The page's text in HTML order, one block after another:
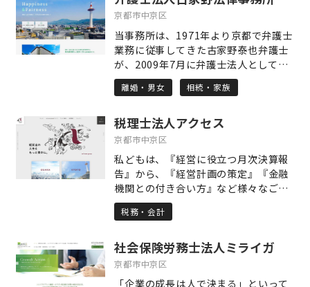
ができない場合があります。 三友税理
応するので、あらゆる問題に、迅速に
対応できます。 また、得意分野は、数
多くの事例から学んだ、開業支援、経
営改善支援、相続対策です。今までの
経験と知識を生かして、お客様の力に
なれるよう、全力でサポート致しま
す。 対応業務は下記の通りです。 1.開
業支援 定款作成等の会社設立手続きか
ら、事業計画の作成、資金調達まで、
お客様とお話ししながらトータルでサ
ポートします。 2.経営改善 財務分析に
より現状の問題点の抽出し、改善のた
めの方策を立案します。また、金融機
継・相続対策と相続税申告 事業承継対
策や相続対策は、一朝一夕にはいきま
京都市中京区
当事務所は、1971年より京都で弁護士
業務に従事してきた古家野泰也弁護士
が、2009年7月に弁護士法人として設
立した法律事務所であり、複数の弁護
士が各自の得意分野を生かしながら、
京都企業への法的支援に力を注いでい
ますが、交通事故、債務整理、遺言相
続、離婚等の市民生活にまつわる案件
も広く取り扱っています。 弁護士に依
頼されることの多くは、人に言えない
悩みであったり、ご自身だけでは解決
できないトラブルであり、しかも今後
の人生に大きく関わることでもあるで
しょう。 当事務所では、依頼者の皆様
の悩みをしっかりと受けとめ、よりよ
い解決を目指して、日々業務に取り組
んでいます。
離婚・男女 相続・家族
税理士法人アクセス
京都市中京区
私どもは、『経営に役立つ月次決算報
告』から、『経営計画の策定』『金融
機関との付き合い方』など様々なご提
案を通じて、社長自身が目指す「経営
目標」の明確化や目標達成に集中出来
飲食業に特化した経営支援にも力を入
れています。 経営者のパートナーであ
り続けると云う事・・・ 共に悩み、共
税務・会計
社会保険労務士法人ミライガ
京都市中京区
「企業の成長は人で決まる」といって